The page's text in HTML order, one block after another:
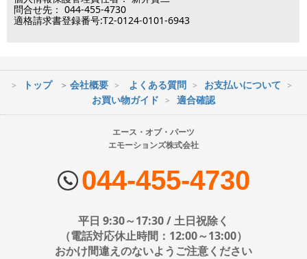
※最短到着をご希望の場合、時間指定不可の地域があります。
※配送業者の状況により荷物に遅延が生じる場合もございますので
ヤマト運輸・佐川急便・日本郵便・西濃運輸を使用しております。
配送会社はお選びいただけません。
時間指定は下記の通りです。
土日祝日は出荷業務のみ行います。
土日祝日は電話・メールのお問い合わせ返信は
問合せ先： 044-455-4730
適格請求書登録番号:T2-0124-0101-6943
トップ 会社概要 よくある質問
お支払いについて
お買い物ガイド
適合確認
エース・オブ・パーツ
エモーションズ株式会社
044-455-4730
平日 9:30～17:30 / 土日祝除く
（電話対応休止時間：12:00～13:00）
おかけ間違えのないようご注意ください